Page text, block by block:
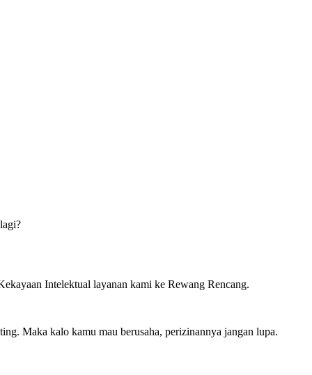
Intelektual layanan kami ke Rewang Rencang.
Maka kalo kamu mau berusaha, perizinannya jangan lupa.